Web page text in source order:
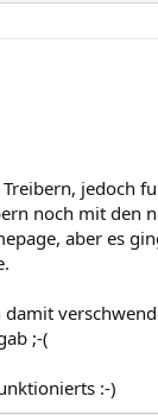
jedoch
noch mit den
aber es
;-(
:-)